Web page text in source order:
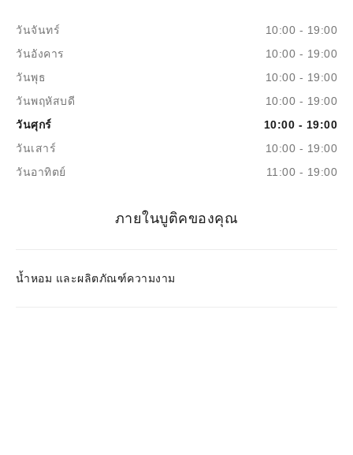
วันจันทร์
10:00 - 19:00
วันอังคาร
10:00 - 19:00
วันพุธ
10:00 - 19:00
วันพฤหัสบดี
10:00 - 19:00
วันศุกร์
10:00 - 19:00
วันเสาร์
10:00 - 19:00
วันอาทิตย์
11:00 - 19:00
ภายในบูติคของคุณ
น้ำหอม และผลิตภัณฑ์ความงาม